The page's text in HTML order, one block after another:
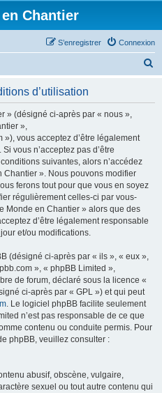
Chantier
Connexion
S’enregistrer
d’utilisation
» (désigné ci-après par « nous »,
»,
vous acceptez d’être légalement
vous n’acceptez pas d’être
suivantes, alors n’accédez
Chantier ». Nous pouvons modifier
ferons tout pour que vous en soyez
régulièrement celles-ci par vous-
Monde en Chantier » alors que des
d’être légalement responsable
et/ou modifications.
(désigné ci-après par « ils », « eux »,
», « phpBB Limited »,
de forum, déclaré sous la licence «
ci-après par « GPL ») et qui peut
. Le logiciel phpBB facilite seulement
n’est pas responsable de ce que
contenu ou conduite permis. Pour
phpBB, veuillez consulter :
abusif, obscène, vulgaire,
sexuel ou tout autre contenu qui